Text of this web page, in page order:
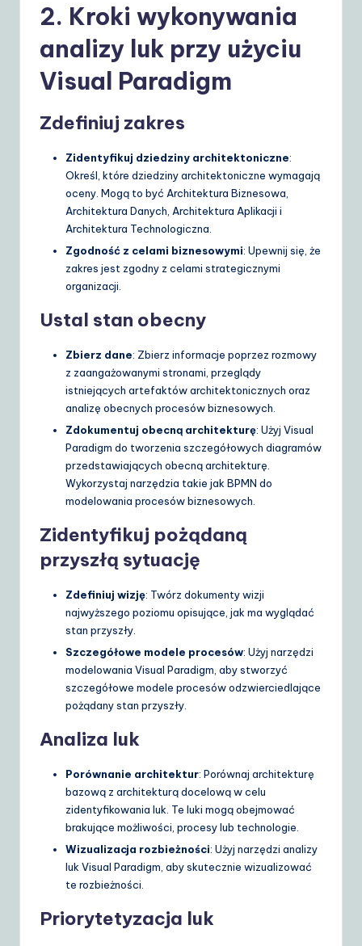
2. Kroki wykonywania
analizy luk przy użyciu
Visual Paradigm
Zdefiniuj zakres
Zidentyfikuj dziedziny architektoniczne:
Określ, które dziedziny architektoniczne wymagają
oceny. Mogą to być Architektura Biznesowa,
Architektura Danych, Architektura Aplikacji i
Architektura Technologiczna.
Zgodność z celami biznesowymi: Upewnij się, że
zakres jest zgodny z celami strategicznymi
organizacji.
Ustal stan obecny
Zbierz dane: Zbierz informacje poprzez rozmowy
z zaangażowanymi stronami, przeglądy
istniejących artefaktów architektonicznych oraz
analizę obecnych procesów biznesowych.
Zdokumentuj obecną architekturę: Użyj Visual
Paradigm do tworzenia szczegółowych diagramów
przedstawiających obecną architekturę.
Wykorzystaj narzędzia takie jak BPMN do
modelowania procesów biznesowych.
Zidentyfikuj pożądaną
przyszłą sytuację
Zdefiniuj wizję: Twórz dokumenty wizji
najwyższego poziomu opisujące, jak ma wyglądać
stan przyszły.
Szczegółowe modele procesów: Użyj narzędzi
modelowania Visual Paradigm, aby stworzyć
szczegółowe modele procesów odzwierciedlające
pożądany stan przyszły.
Analiza luk
Porównanie architektur: Porównaj architekturę
bazową z architekturą docelową w celu
zidentyfikowania luk. Te luki mogą obejmować
brakujące możliwości, procesy lub technologie.
Wizualizacja rozbieżności: Użyj narzędzi analizy
luk Visual Paradigm, aby skutecznie wizualizować
te rozbieżności.
Priorytetyzacja luk